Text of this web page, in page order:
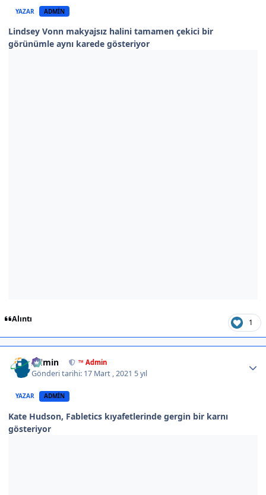
YAZAR ADMIN
Lindsey Vonn makyajsız halini tamamen çekici bir
görünümle aynı karede gösteriyor
Alıntı 1
Admin ™ Admin
Gönderi tarihi: 17 Mart , 2021 5 yıl
YAZAR ADMIN
Kate Hudson, Fabletics kıyafetlerinde gergin bir karnı
gösteriyor